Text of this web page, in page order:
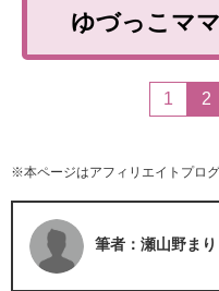
ゆづっこマ
1 2
※本ページはアフィリエイトプロ
筆者：瀬山野まり